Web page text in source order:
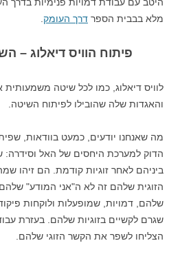
מלא בבבית הספר דרך העומק
פיתוח הוויס דיאלוג –
לוויס דיאלוג, כמו לכל שיטה
והאגדות שלה שהובילו לפיתוח השיטה.
מה שאנחנו יודעים, כמעט בוודאות,
הדוק למערכת היחסים של האל וסידרה:
ביניהם לאחר זוגיות קודמת. הם זיהו
הזוגית שלהם זה לא ה"אני המודע"
שלהם, דמויות, שמופעלות ולוקחות
שגרם לקשיים בזוגיות שלהם. בעזרת
הצליחו לשפר את הקשר הזוגי שלהם.